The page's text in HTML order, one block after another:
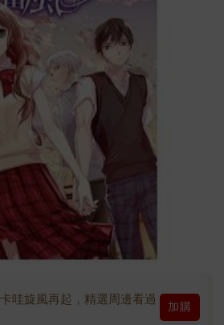
哇旋風再起，精選周邊看過
加購